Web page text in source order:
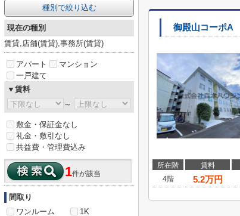
御殿山コーポA
所在階 賃料
4階
5.2万円
種別で絞り込む
現在の種別
賃貸,店舗(賃貸),事務所(賃貸)
アパート
マンション
一戸建て
▼賃料
～
敷金・保証金なし
礼金・敷引なし
共益費・管理費込み
1件が該当
間取り
ワンルーム
1K